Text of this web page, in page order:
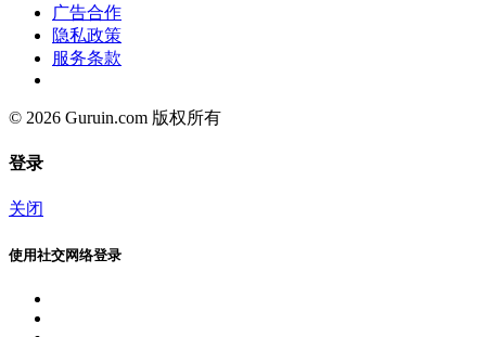
广告合作
隐私政策
服务条款
© 2026 Guruin.com 版权所有
登录
关闭
使用社交网络登录